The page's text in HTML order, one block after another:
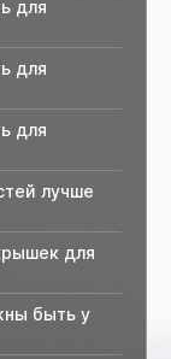
для
для
для
лучше
для
быть у